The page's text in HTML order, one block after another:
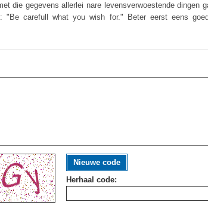
die gegevens allerlei nare levensverwoestende dingen
"Be carefull what you wish for." Beter eerst eens
Nieuwe code
Herhaal code: